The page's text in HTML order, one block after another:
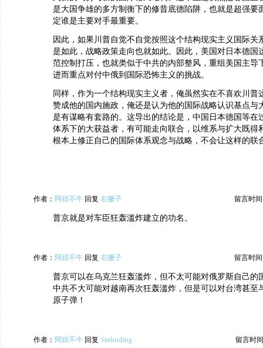
是大国争雄的多方制衡下的修昔底德陷阱，也就是超强要
定谁是主要对手最重要。
因此，如果川普自觉不自觉按照这个结构现实主义国际关
是如此，战略政策走向也就如此。因此，美国对日本德国
范控制打压，也就类似于中共的内部整风，重组美国主导
进而重点对付中俄到国际恐怖主义的挑战。
同样，作为一个结构现实主义者，俺虽然实在不喜欢川普
赞成他的国内施政，俺还是认为他的国际战略认识基点与
是有谋略有套路的。这导出的结论是，中国日本德国等在
体系下的大获益者，有可能走向联合，以维系与扩大既得
根本上修正自己的国际体系观念与战略，不会让这样的联
作者： 阿妞不牛 回复 右撇子 留言时间
普京就是对车臣狂轰滥炸建立的功名。
作者： 阿妞不牛 回复 右撇子 留言时间
普京可以在乌克兰狂轰滥炸，但不太可能对俄罗斯自己的
中共不大可能对越南再次狂轰滥炸，但是可以对台湾甚至
原子弹！
作者： 阿妞不牛 回复 Siubuding 留言时